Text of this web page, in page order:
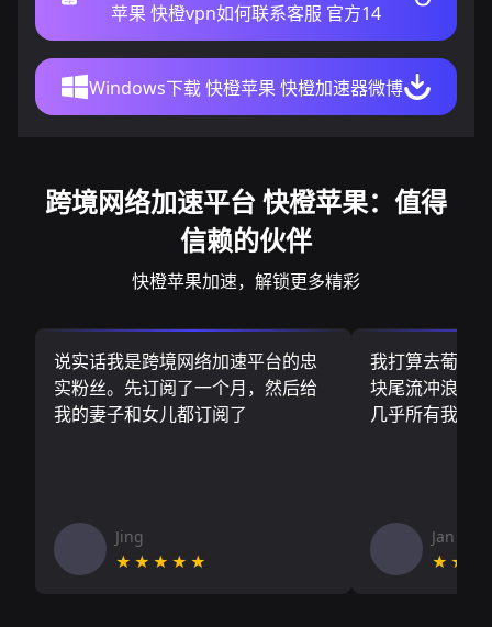
苹果 快橙vpn如何联系客服 官方14
Windows下载 快橙苹果 快橙加速器微博
跨境网络加速平台 快橙苹果：值得
信赖的伙伴
快橙苹果加速，解锁更多精彩
说实话我是跨境网络加速平台的忠
实粉丝。先订阅了一个月，然后给
我的妻子和女儿都订阅了
Jing
★★★★★
我打算去葡萄
块尾流冲浪板
几乎所有我需
Jan V